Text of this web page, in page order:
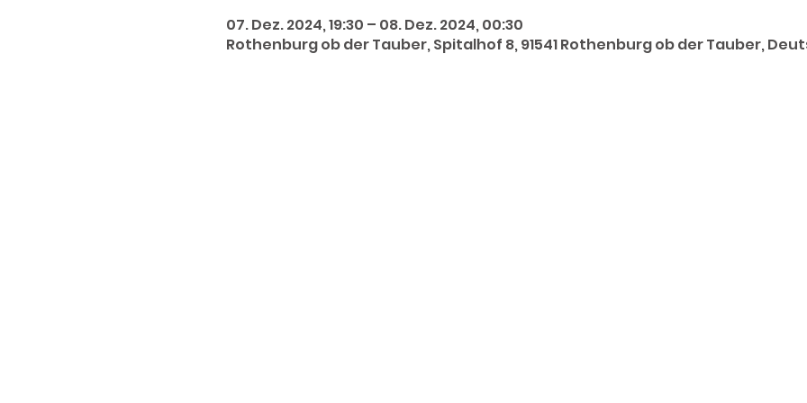
07. Dez. 2024, 19:30 – 08. Dez. 2024, 00:30
Rothenburg ob der Tauber, Spitalhof 8, 91541 Rothenburg ob der Tauber,